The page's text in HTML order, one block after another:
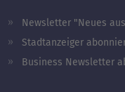
Newsletter "Neues
Stadtanzeiger
Business Newsletter